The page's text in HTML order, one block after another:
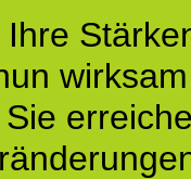
wirksam